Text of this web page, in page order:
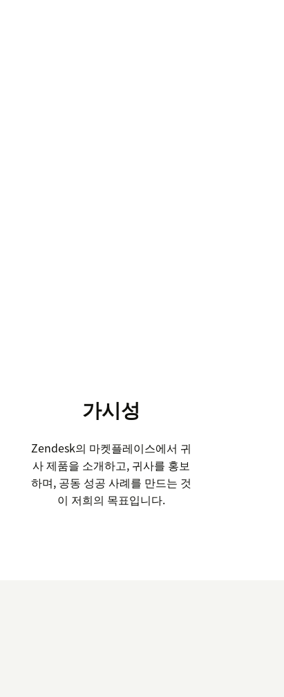
가시성
Zendesk의 마켓플레이스에서 귀
사 제품을 소개하고, 귀사를 홍보
하며, 공동 성공 사례를 만드는 것
이 저희의 목표입니다.